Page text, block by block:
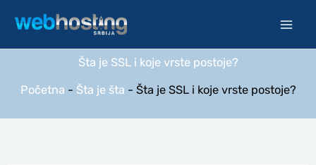
sadržaj
Šta je SSL i koje vrste postoje?
Početna - Šta je šta - Šta je SSL i koje vrste postoje?